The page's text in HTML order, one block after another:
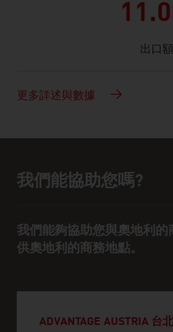
出口額
更多詳述與數據
協助與聯絡人員
我們能協助您嗎?
我們能夠協助您與奧地利的
供奧地利的商務地點。
ADVANTAGE AUSTRIA 台北